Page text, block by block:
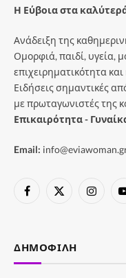
Η Εύβοια στα
Ανάδειξη της
Ομορφιά, παιδί, υγεία,
επιχειρηματικότητα
Ειδήσεις σημαντικές
με πρωταγωνιστές της
Επικαιρότητα -
Email:
Facebook
X
ΔΗΜΟΦΙΛΉ